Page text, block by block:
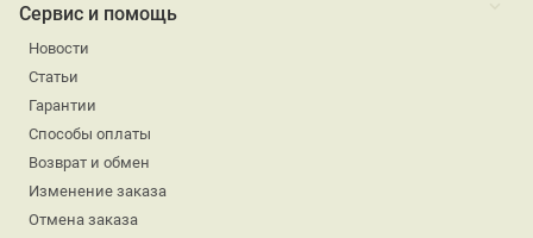
Сервис и помощь
Новости
Статьи
Гарантии
Способы оплаты
Возврат и обмен
Изменение заказа
Отмена заказа